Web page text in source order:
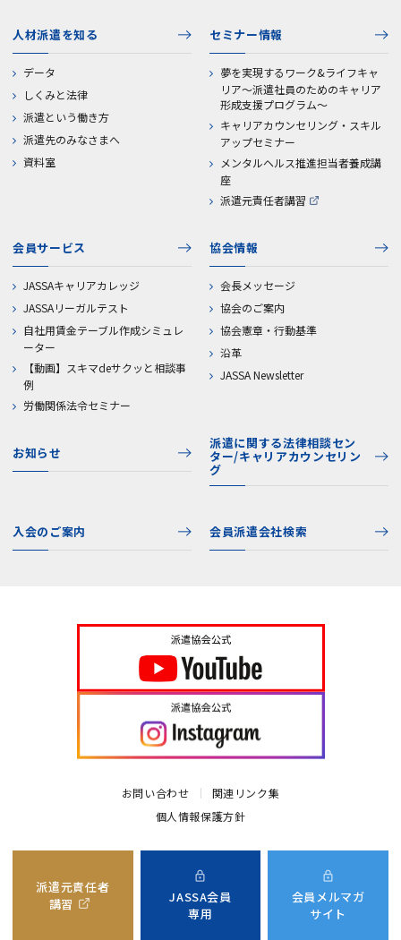
人材派遣を知る
データ
しくみと法律
派遣という働き方
派遣先のみなさまへ
資料室
セミナー情報
夢を実現するワーク&ライフキャ
リア～派遣社員のためのキャリア
形成支援プログラム～
キャリアカウンセリング・スキル
アップセミナー
メンタルヘルス推進担当者養成講
座
派遣元責任者講習
会員サービス
JASSAキャリアカレッジ
JASSAリーガルテスト
自社用賃金テーブル作成シミュレ
ーター
【動画】スキマdeサクッと相談事
例
労働関係法令セミナー
協会情報
会長メッセージ
協会のご案内
協会憲章・行動基準
沿革
JASSA Newsletter
お知らせ
派遣に関する法律相談セン
ター/キャリアカウンセリン
グ
入会のご案内 会員派遣会社検索
お問い合わせ
関連リンク集
個人情報保護方針
派遣元責任者
講習
JASSA会員
専用
会員メルマガ
サイト